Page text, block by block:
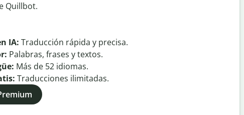
Quillbot.
IA: Traducción rápida y precisa.
Palabras, frases y textos.
Más de 52 idiomas.
Traducciones ilimitadas.